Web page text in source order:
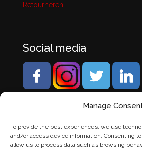
Manage
To provide the best experiences, we use
and/or access device information. Consenting
allow us to process data such as browsing
Retourneren
Social media